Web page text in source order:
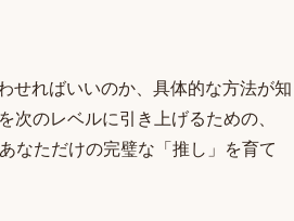
せればいいのか、具体的な方法が知
のレベルに引き上げるための、
なただけの完璧な「推し」を育て